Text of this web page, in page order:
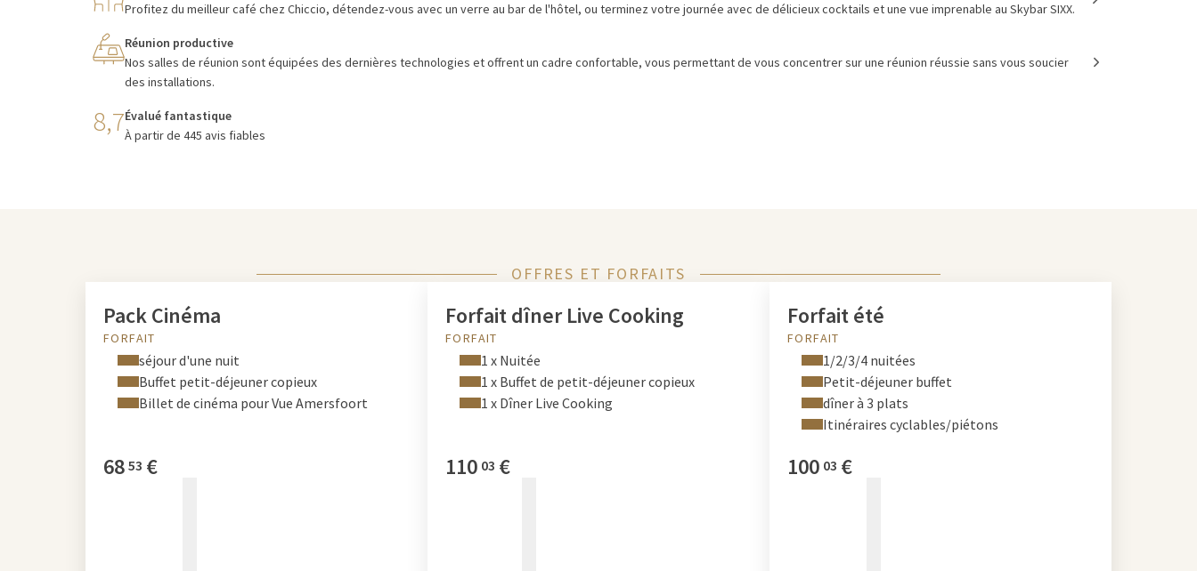
Profitez du meilleur café chez Chiccio, détendez-vous avec un verre au bar de l'hôtel, ou terminez votre journée avec de délicieux cocktails et une vue imprenable au Skybar SIXX.
Réunion productive
Nos salles de réunion sont équipées des dernières technologies et offrent un cadre confortable, vous permettant de vous concentrer sur une réunion réussie sans vous soucier
des installations.
8,7Évalué fantastique
À partir de 445 avis fiables
OFFRES ET FORFAITS
Pack Cinéma
FORFAIT
séjour d'une nuit
Buffet petit-déjeuner copieux
Billet de cinéma pour Vue Amersfoort
68 53 €
Forfait dîner Live Cooking
FORFAIT
1 x Nuitée
1 x Buffet de petit-déjeuner copieux
1 x Dîner Live Cooking
110 03 €
Forfait été
FORFAIT
1/2/3/4 nuitées
Petit-déjeuner buffet
dîner à 3 plats
Itinéraires cyclables/piétons
100 03 €